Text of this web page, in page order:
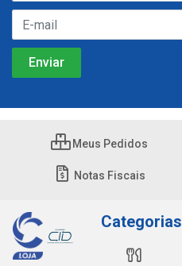
Meus Pedidos
Notas Fiscais
Categorias